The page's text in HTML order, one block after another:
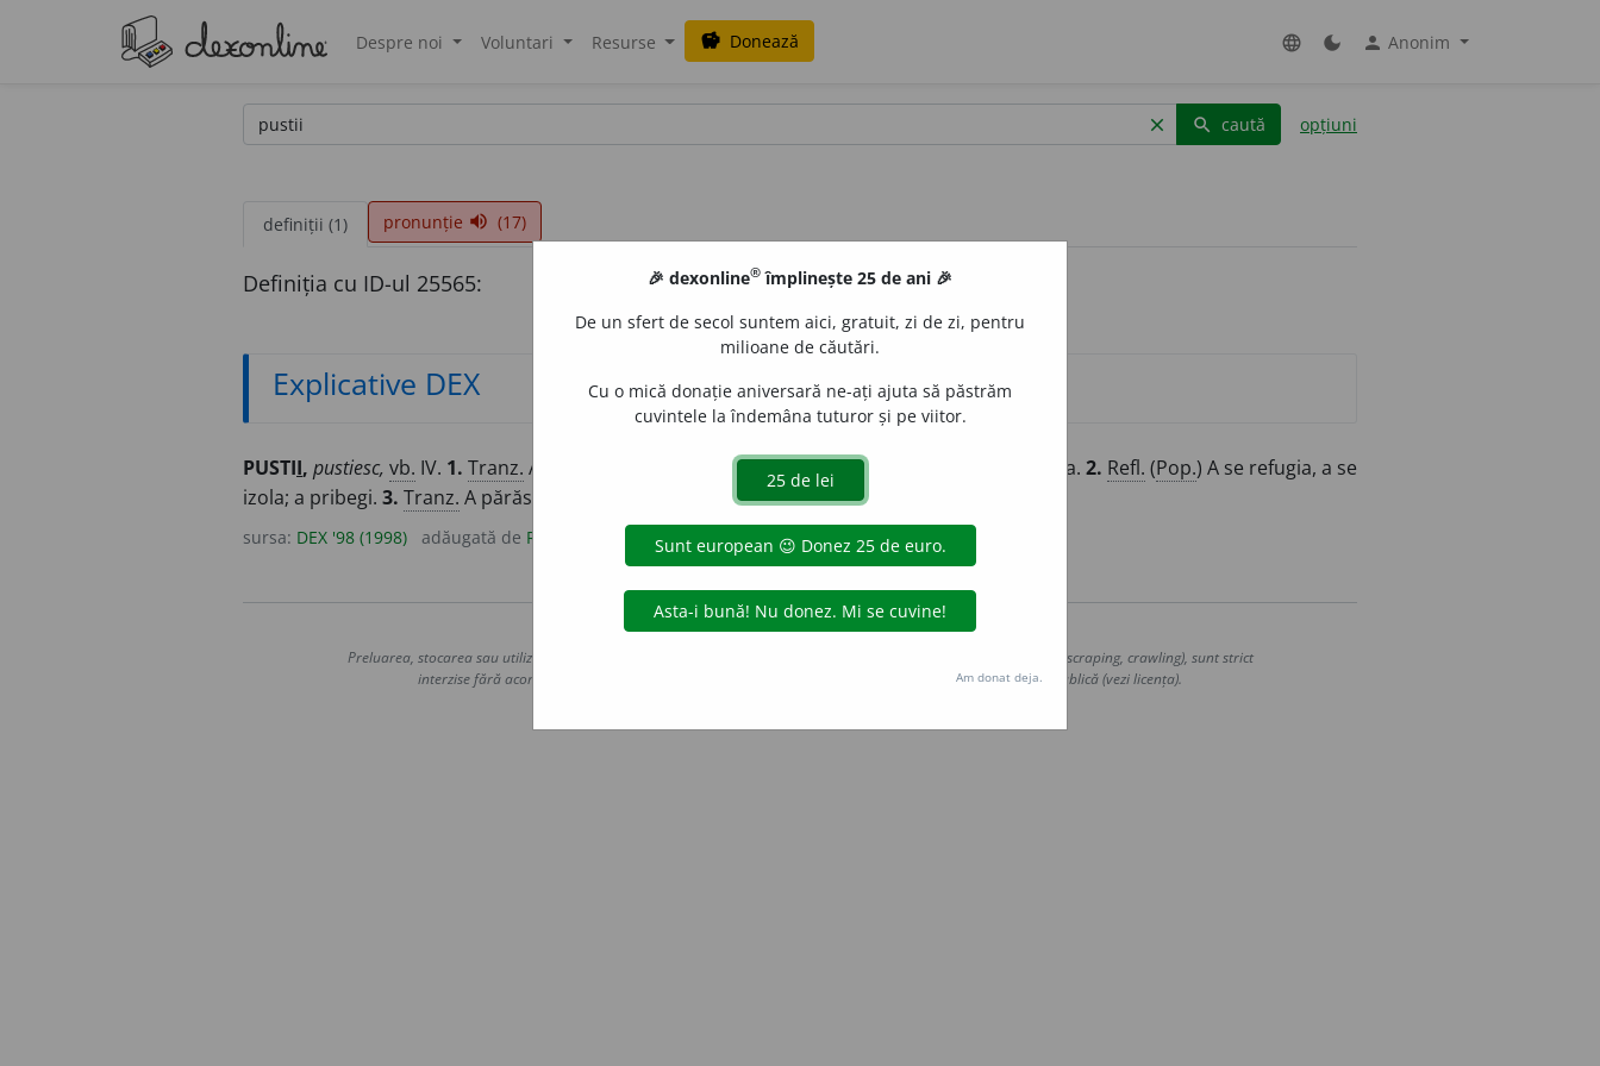
Despre noi Voluntari Resurse savings Donează language dark_mode person Anonim
clear search caută opțiuni
definiții (1) pronunție volume_up (17)
Definiția cu ID-ul 25565:
Explicative DEX
PUSTII, pustiesc, vb. IV. 1. Tranz. A preface locuri fertile sau populate în locuri pustii; a devasta. 2. Refl. (Pop.) A se refugia, a se
izola; a pribegi. 3. Tranz. A părăsi pe cineva sau ceva, a lăsa pustiu. – Din
sursa: DEX '98 (1998) adăugată de RACAI
Copyright © 2004-2026 dexonline (https://dexonline.ro)
Preluarea, stocarea sau utilizarea datelor de pe acest site, inclusiv prin orice metode de extragere automată (web scraping, crawling), sunt strict
interzise fără acordul nostru prealabil scris, cu excepția seturilor de date oferite oficial spre utilizare publică (vezi licența).
🎉 dexonline® împlinește 25 de ani 🎉
De un sfert de secol suntem aici, gratuit, zi de zi, pentru
milioane de căutări.
Cu o mică donație aniversară ne-ați ajuta să păstrăm
cuvintele la îndemâna tuturor și pe viitor.
Am donat deja.